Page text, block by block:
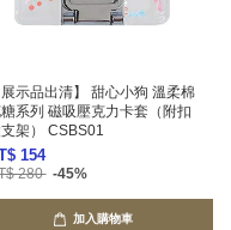
展示品出清】 甜心小狗 溫柔棉
系列 磁吸壓克力卡套（附扣
架） CSBS01
154
280 -45%
加入購物車